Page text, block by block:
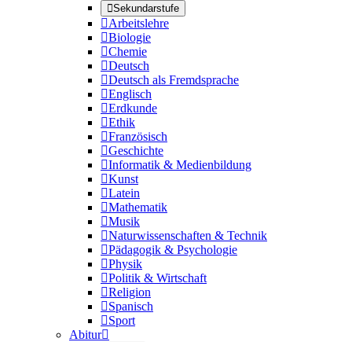
Sekundarstufe
Arbeitslehre
Biologie
Chemie
Deutsch
Deutsch als Fremdsprache
Englisch
Erdkunde
Ethik
Französisch
Geschichte
Informatik & Medienbildung
Kunst
Latein
Mathematik
Musik
Naturwissenschaften & Technik
Pädagogik & Psychologie
Physik
Politik & Wirtschaft
Religion
Spanisch
Sport
Abitur